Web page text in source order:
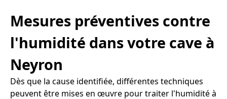
Mesures préventives contre
l'humidité dans votre cave à
Neyron
Dès que la cause identifiée, différentes techniques
peuvent être mises en œuvre pour traiter l'humidité à